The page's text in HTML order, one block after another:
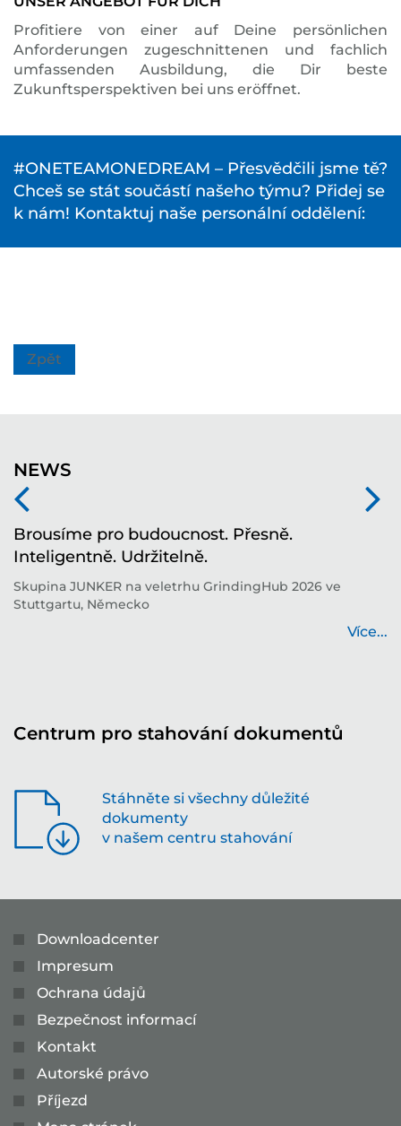
Profitiere von einer auf Deine persönlichen
Anforderungen zugeschnittenen und fachlich
umfassenden Ausbildung, die Dir beste
Zukunftsperspektiven bei uns eröffnet.
#ONETEAMONEDREAM – Přesvědčili jsme tě?
Chceš se stát součástí našeho týmu? Přidej se
k nám! Kontaktuj naše personální oddělení:
Zpět
NEWS
Brousíme pro budoucnost. Přesně.
Inteligentně. Udržitelně.
Skupina JUNKER na veletrhu GrindingHub 2026 ve
Stuttgartu, Německo
Více...
Centrum pro stahování dokumentů
Stáhněte si všechny důležité
dokumenty
v našem centru stahování
Downloadcenter
Impresum
Ochrana údajů
Bezpečnost informací
Kontakt
Autorské právo
Příjezd